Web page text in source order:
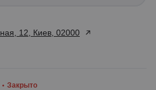
12, Киев, 02000
Закрыто